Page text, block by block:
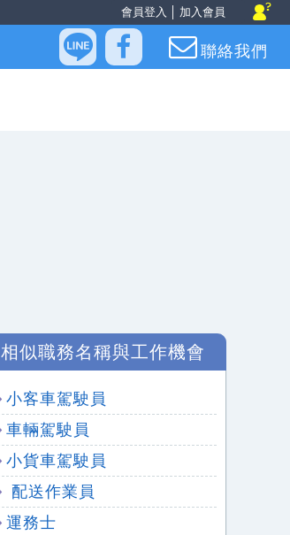
會員登入 加入會員
聯絡我們
相似職務名稱與工作機會
小客車駕駛員
車輛駕駛員
小貨車駕駛員
配送作業員
運務士